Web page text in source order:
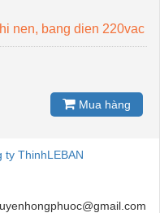
nen, bang dien 220vac
Mua hàng
ty ThinhLEBAN